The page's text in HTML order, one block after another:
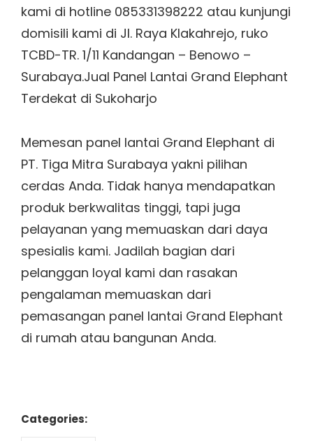
kami di hotline 085331398222 atau kunjungi
domisili kami di Jl. Raya Klakahrejo, ruko
TCBD-TR. 1/11 Kandangan – Benowo –
Surabaya.Jual Panel Lantai Grand Elephant
Terdekat di Sukoharjo
Memesan panel lantai Grand Elephant di
PT. Tiga Mitra Surabaya yakni pilihan
cerdas Anda. Tidak hanya mendapatkan
produk berkwalitas tinggi, tapi juga
pelayanan yang memuaskan dari daya
spesialis kami. Jadilah bagian dari
pelanggan loyal kami dan rasakan
pengalaman memuaskan dari
pemasangan panel lantai Grand Elephant
di rumah atau bangunan Anda.
Categories: